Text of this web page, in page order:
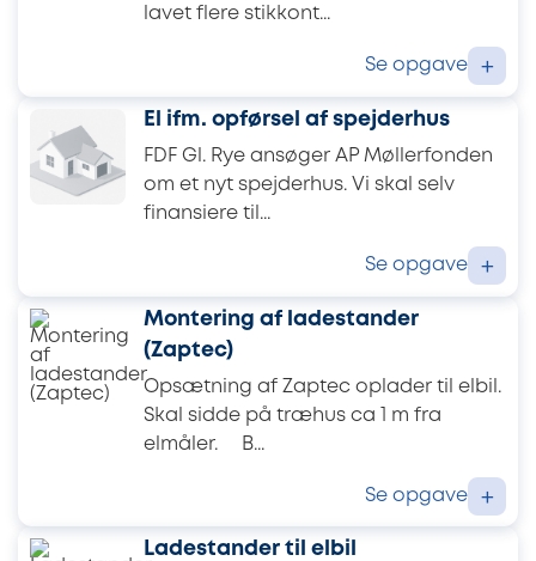
lavet flere stikkont...
Se opgave +
El ifm. opførsel af spejderhus
FDF Gl. Rye ansøger AP Møllerfonden
om et nyt spejderhus. Vi skal selv
finansiere til...
Se opgave +
Montering af ladestander
(Zaptec)
Opsætning af Zaptec oplader til elbil.
Skal sidde på træhus ca 1 m fra
elmåler. B...
Se opgave +
Ladestander til elbil